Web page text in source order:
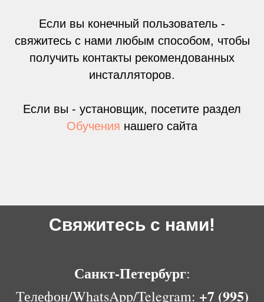
Если вы конечный пользователь -
свяжитесь с нами любым способом, чтобы
получить контакты рекомендованных
инсталляторов.
Если вы - установщик, посетите раздел
Обучения нашего сайта
Свяжитесь с нами!
Санкт-Петербург:
Телефон/WhatsApp/Telegram: +7 (995)